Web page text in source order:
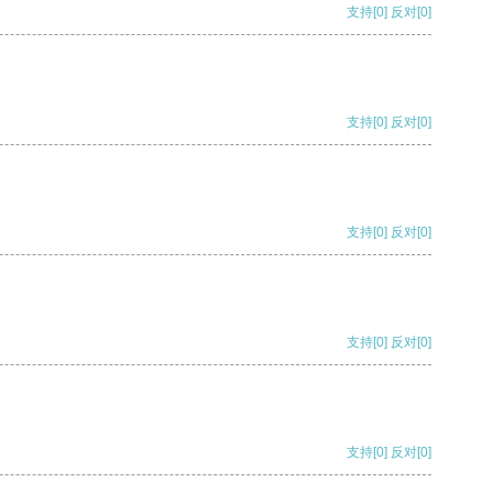
支持[0] 反对[0]
支持[0] 反对[0]
支持[0] 反对[0]
支持[0] 反对[0]
支持[0] 反对[0]